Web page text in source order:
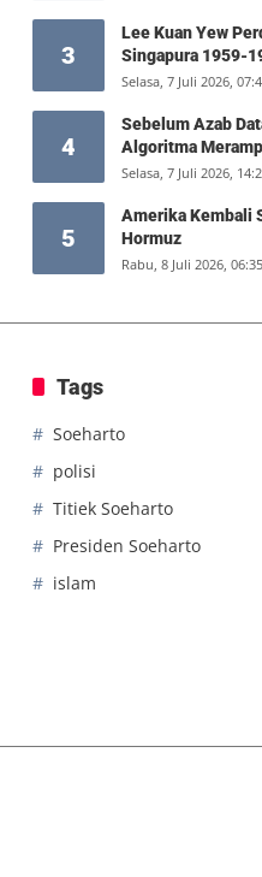
3
Lee Kuan Yew Perdana Menteri
Singapura 1959-
Diantara Yang
Selasa, 7 Juli 2026,
4
Sebelum Azab
Algoritma
Selasa, 7 Juli 2026,
5
Amerika Kembali
Hormuz
Rabu, 8 Juli 2026,
Tags
Soeharto
polisi
Titiek Soeharto
Presiden Soeharto
islam